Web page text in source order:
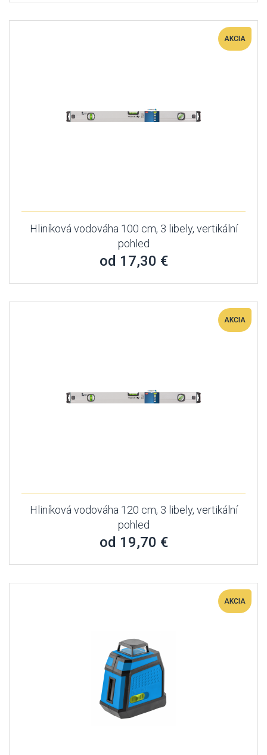
AKCIA
Hliníková vodováha 100 cm, 3 libely, vertikální
pohled
od 17,30 €
AKCIA
Hliníková vodováha 120 cm, 3 libely, vertikální
pohled
od 19,70 €
AKCIA